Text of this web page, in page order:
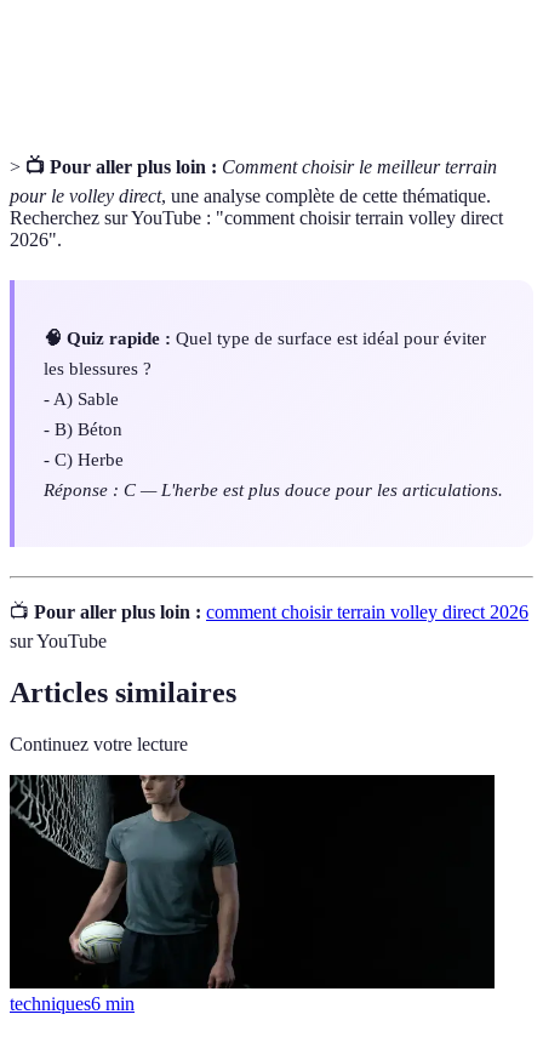
> 📺 Pour aller plus loin : Comment choisir le meilleur terrain
pour le volley direct, une analyse complète de cette thématique.
Recherchez sur YouTube : "comment choisir terrain volley direct
2026".
🧠 Quiz rapide : Quel type de surface est idéal pour éviter
les blessures ?
- A) Sable
- B) Béton
- C) Herbe
Réponse : C — L'herbe est plus douce pour les articulations.
📺 Pour aller plus loin : comment choisir terrain volley direct 2026
sur YouTube
Articles similaires
Continuez votre lecture
techniques6 min